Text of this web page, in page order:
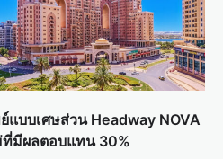
บบเศษส่วน Headway NOVA
มีผลตอบแทน 30%